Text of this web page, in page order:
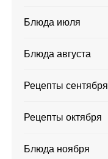
Блюда июля
Блюда августа
Рецепты сентября
Рецепты октября
Блюда ноября